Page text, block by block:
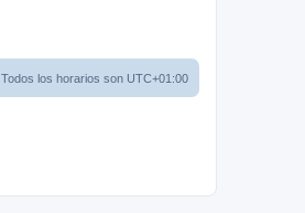
Todos los horarios son UTC+01:00